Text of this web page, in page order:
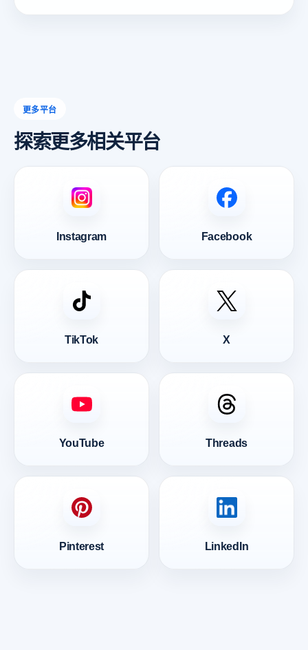
更多平台
探索更多相关平台
Instagram Facebook
TikTok X
YouTube Threads
Pinterest LinkedIn